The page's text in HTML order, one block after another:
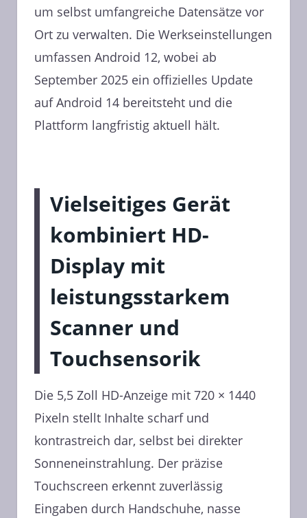
um selbst umfangreiche Datensätze vor
Ort zu verwalten. Die Werkseinstellungen
umfassen Android 12, wobei ab
September 2025 ein offizielles Update
auf Android 14 bereitsteht und die
Plattform langfristig aktuell hält.
Vielseitiges Gerät
kombiniert HD-
Display mit
leistungsstarkem
Scanner und
Touchsensorik
Die 5,5 Zoll HD-Anzeige mit 720 × 1440
Pixeln stellt Inhalte scharf und
kontrastreich dar, selbst bei direkter
Sonneneinstrahlung. Der präzise
Touchscreen erkennt zuverlässig
Eingaben durch Handschuhe, nasse